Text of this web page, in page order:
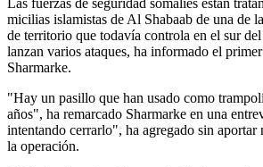
micilias islamistas de Al Shabaab de una de
de territorio que todavía controla en el sur
lanzan varios ataques, ha informado el
Sharmarke.
"Hay un pasillo que han usado como
años", ha remarcado Sharmarke en una
intentando cerrarlo", ha agregado sin aportar
la operación.